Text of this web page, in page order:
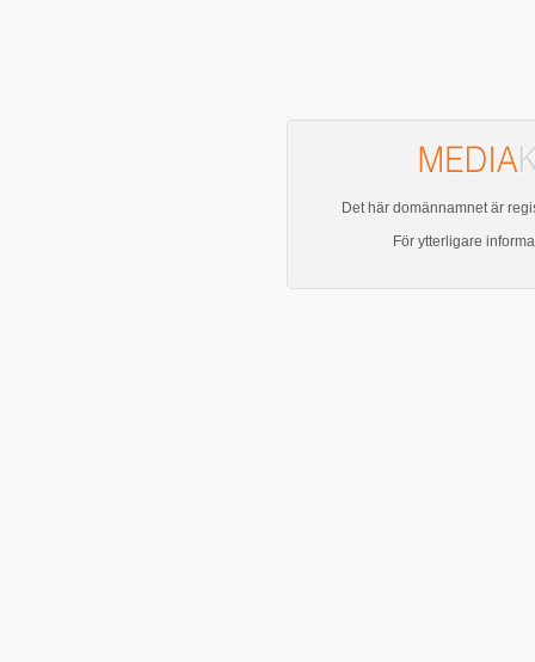
Det här domännamnet är
För ytterligare